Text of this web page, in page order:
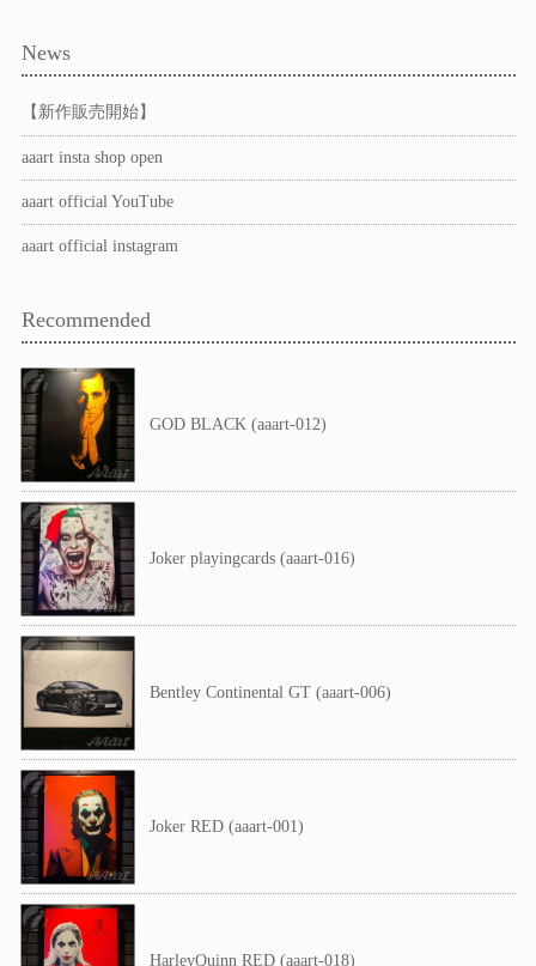
News
【新作販売開始】
aaart insta shop open
aaart official YouTube
aaart official instagram
Recommended
GOD BLACK (aaart-012)
Joker playingcards (aaart-016)
Bentley Continental GT (aaart-006)
Joker RED (aaart-001)
HarleyQuinn RED (aaart-018)